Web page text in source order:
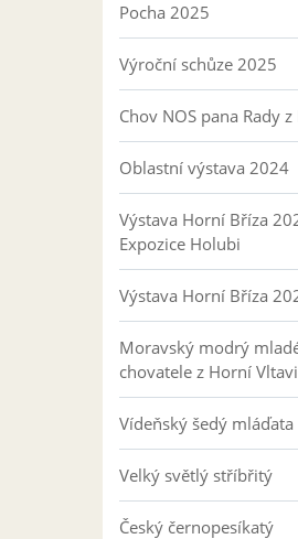
Pocha 2025
Výroční schůze 2025
Chov NOS pana Rady
Oblastní výstava 2024
Výstava Horní Bříza
Expozice Holubi
Výstava Horní Bříza
Moravský modrý
chovatele z Horní
Vídeňský šedý mláďata
Velký světlý stříbřitý
Český černopesíkatý